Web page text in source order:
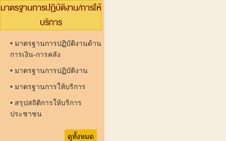
มาตรฐานการปฏิบัติงาน/การให้
บริการ
• มาตรฐานการปฏิบัติงานด้าน
การเงิน-การคลัง
• มาตรฐานการปฏิบัติงาน
• มาตรฐานการให้บริการ
• สรุปสถิติการให้บริการ
ประชาชน
ดูทั้งหมด